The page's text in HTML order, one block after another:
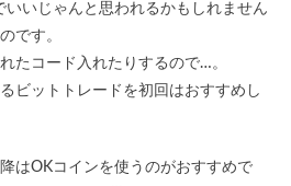
いいじゃんと思われるかもしれません
です。
たコード入れたりするので…。
ビットトレードを初回はおすすめし
はOKコインを使うのがおすすめで